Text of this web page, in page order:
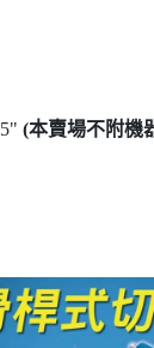
(本賣場不附機